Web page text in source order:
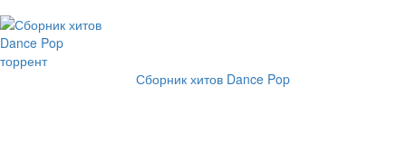
Сборник хитов Dance Pop